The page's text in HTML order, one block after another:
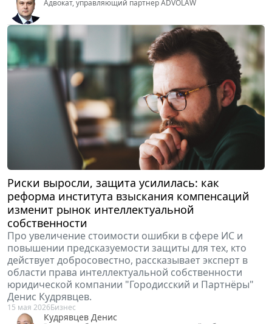
Риски выросли, защита усилилась: как
реформа института взыскания компенсаций
изменит рынок интеллектуальной
собственности
Про увеличение стоимости ошибки в сфере ИС и
повышении предсказуемости защиты для тех, кто
действует добросовестно, рассказывает эксперт в
области права интеллектуальной собственности
юридической компании "Городисский и Партнёры"
Денис Кудрявцев.
15 мая 2026Бизнес
Кудрявцев Денис
Эксперт в области права интеллектуальной собственности